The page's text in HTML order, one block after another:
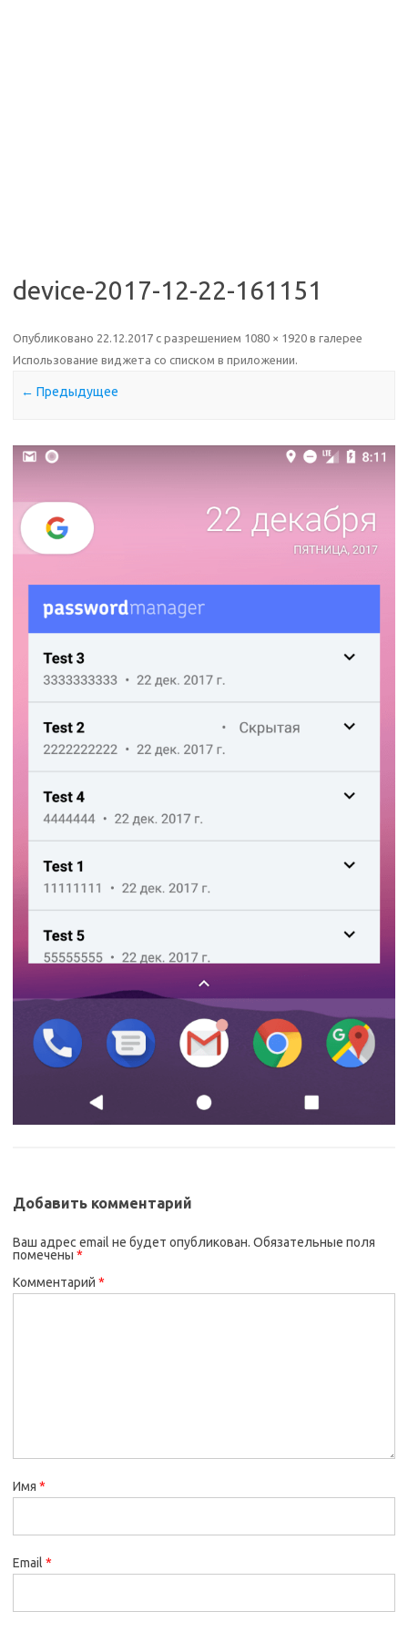
device-2017-12-22-161151
Опубликовано 22.12.2017 с разрешением 1080 × 1920 в галерее
Использование виджета со списком в приложении.
← Предыдущее
Добавить комментарий
Ваш адрес email не будет опубликован. Обязательные поля
помечены *
Комментарий *
Имя *
Email *